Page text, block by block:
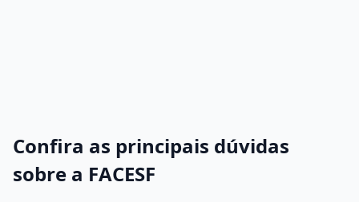
Confira as principais dúvidas
sobre a FACESF